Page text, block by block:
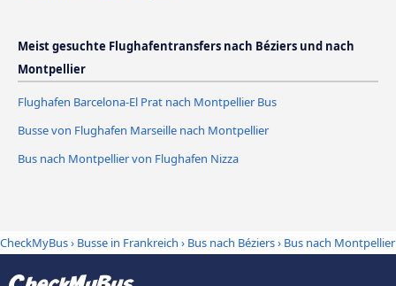
Meist gesuchte Flughafentransfers nach Béziers und nach
Montpellier
Flughafen Barcelona-El Prat nach Montpellier Bus
Busse von Flughafen Marseille nach Montpellier
Bus nach Montpellier von Flughafen Nizza
CheckMyBus› Busse in Frankreich › Bus nach Béziers› Bus nach Montpellier